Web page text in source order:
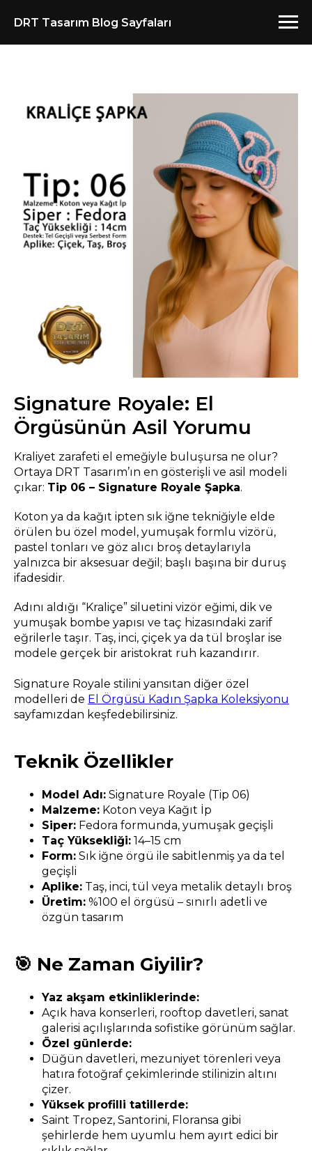
DRT Tasarım Blog Sayfaları
Signature Royale: El
Örgüsünün Asil Yorumu
Kraliyet zarafeti el emeğiyle buluşursa ne olur?
Ortaya DRT Tasarım’ın en gösterişli ve asil modeli
çıkar: Tip 06 – Signature Royale Şapka.
Koton ya da kağıt ipten sık iğne tekniğiyle elde
örülen bu özel model, yumuşak formlu vizörü,
pastel tonları ve göz alıcı broş detaylarıyla
yalnızca bir aksesuar değil; başlı başına bir duruş
ifadesidir.
Adını aldığı “Kraliçe” siluetini vizör eğimi, dik ve
yumuşak bombe yapısı ve taç hizasındaki zarif
eğrilerle taşır. Taş, inci, çiçek ya da tül broşlar ise
modele gerçek bir aristokrat ruh kazandırır.
Signature Royale stilini yansıtan diğer özel
modelleri de El Örgüsü Kadın Şapka Koleksiyonu
sayfamızdan keşfedebilirsiniz.
Teknik Özellikler
Model Adı: Signature Royale (Tip 06)
Malzeme: Koton veya Kağıt İp
Siper: Fedora formunda, yumuşak geçişli
Taç Yüksekliği: 14–15 cm
Form: Sık iğne örgü ile sabitlenmiş ya da tel
geçişli
Aplike: Taş, inci, tül veya metalik detaylı broş
Üretim: %100 el örgüsü – sınırlı adetli ve
özgün tasarım
🎯 Ne Zaman Giyilir?
Yaz akşam etkinliklerinde:
Açık hava konserleri, rooftop davetleri, sanat
galerisi açılışlarında sofistike görünüm sağlar.
Özel günlerde:
Düğün davetleri, mezuniyet törenleri veya
hatıra fotoğraf çekimlerinde stilinizin altını
çizer.
Yüksek profilli tatillerde:
Saint Tropez, Santorini, Floransa gibi
şehirlerde hem uyumlu hem ayırt edici bir